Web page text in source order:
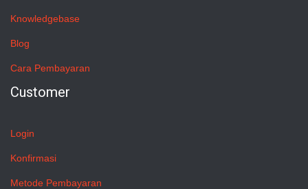
Knowledgebase
Blog
Cara Pembayaran
Customer
Login
Konfirmasi
Metode Pembayaran